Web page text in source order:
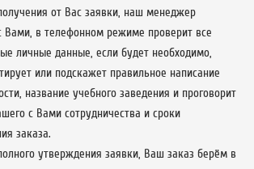
от Вас заявки, наш менеджер
Вами, в телефонном режиме проверит все
личные данные, если будет необходимо,
или подскажет правильное написание
название учебного заведения и проговорит
с Вами сотрудничества и сроки
заказа.
утверждения заявки, Ваш заказ берём в